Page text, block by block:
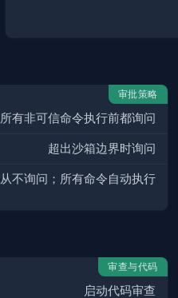
审批策略
所有非可信命令执行前都询问
超出沙箱边界时询问
从不询问；所有命令自动执行
审查与代码
启动代码审查